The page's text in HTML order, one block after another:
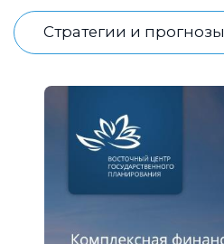
Стратегии и прогнозы